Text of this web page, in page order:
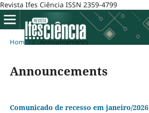
Revista Ifes Ciência ISSN 2359-4799
Home / Announcements
Announcements
Comunicado de recesso em janeiro/2026